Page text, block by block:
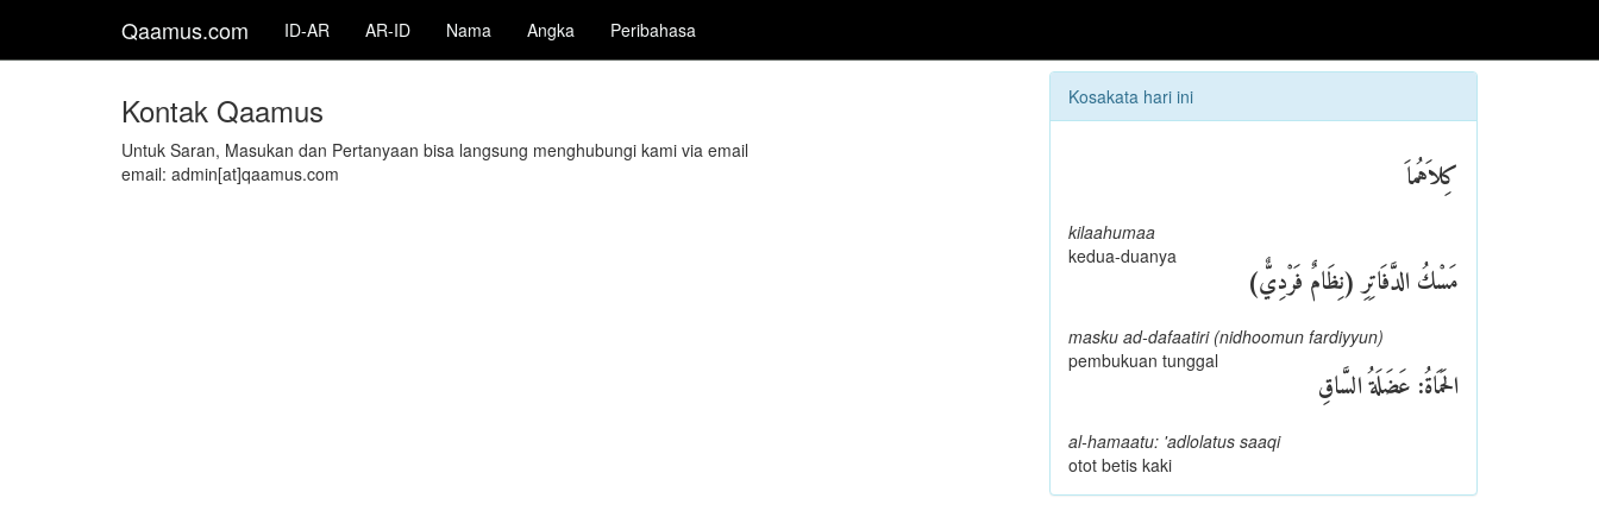
Qaamus.com ID-AR AR-ID Nama Angka Peribahasa
Kontak Qaamus
Untuk Saran, Masukan dan Pertanyaan bisa langsung menghubungi kami via email
email: admin[at]qaamus.com
Kosakata hari ini
كِلاَهُماَ
kilaahumaa
kedua-duanya
مَسْكُ الدَّفَاتِرِ (نِظَامٌ فَرْدِيٌّ)
masku ad-dafaatiri (nidhoomun fardiyyun)
pembukuan tunggal
الحَمَاةُ: عَضَلَةُ السَّاقِ
al-hamaatu: 'adlolatus saaqi
otot betis kaki